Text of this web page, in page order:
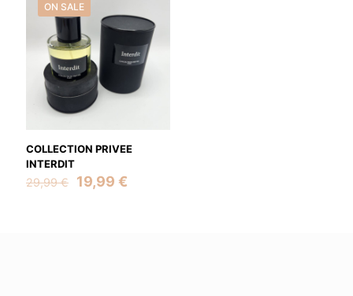
ON SALE
COLLECTION PRIVEE
INTERDIT
29,99€
Original
19,99 €